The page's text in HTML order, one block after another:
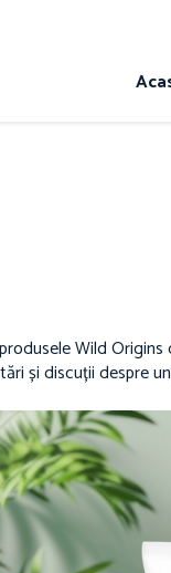
Wild
și discuții despre